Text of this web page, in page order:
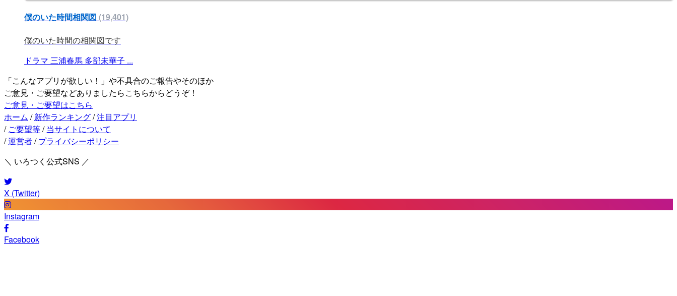
僕のいた時間相関図 (19,401)
僕のいた時間の相関図です
ドラマ 三浦春馬 多部未華子 ...
「こんなアプリが欲しい！」や不具合のご報告やそのほか
ご意見・ご要望などありましたらこちらからどうぞ！
ご意見・ご要望はこちら
ホーム / 新作ランキング/注目アプリ
/ ご要望等/ 当サイトについて
/運営者/ プライバシーポリシー
＼ いろつく公式SNS ／
X (Twitter)
Instagram
Facebook